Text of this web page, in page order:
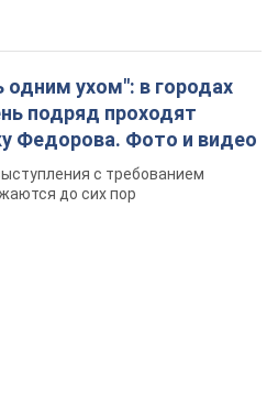
ухом": в городах
подряд проходят
Федорова. Фото и видео
с требованием
до сих пор